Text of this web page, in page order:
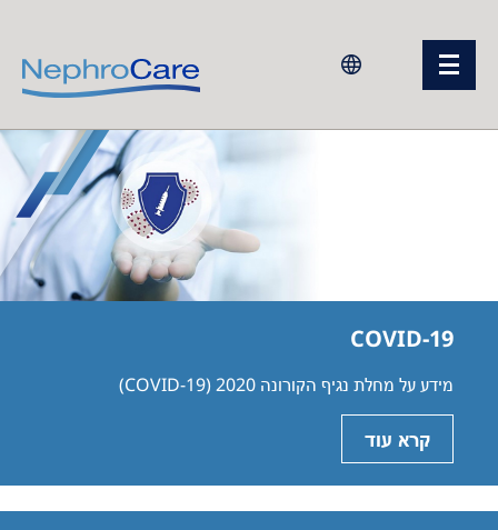
Europe
Israel
Italy
Netherlands
Poland
Romania
COVID-19
מידע על מחלת נגיף הקורונה 2020 (COVID-19)
קרא עוד